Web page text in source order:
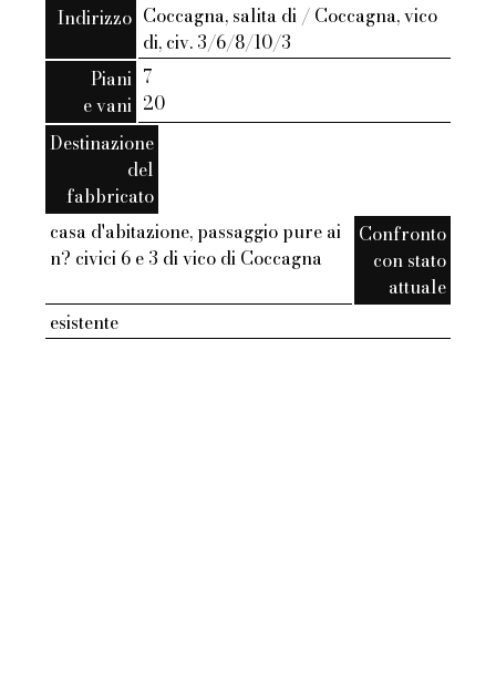
Indirizzo Coccagna, salita di / Coccagna, vico
di, civ. 3/6/8/10/3
Piani
e vani
7
20
Destinazione
del
fabbricato
casa d'abitazione, passaggio pure ai
n? civici 6 e 3 di vico di Coccagna
Confronto
con stato
attuale
esistente